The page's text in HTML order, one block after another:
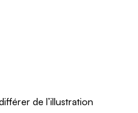
de l’illustration